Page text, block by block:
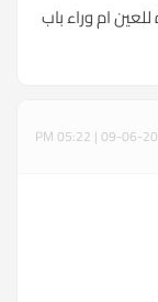
ام وراء باب